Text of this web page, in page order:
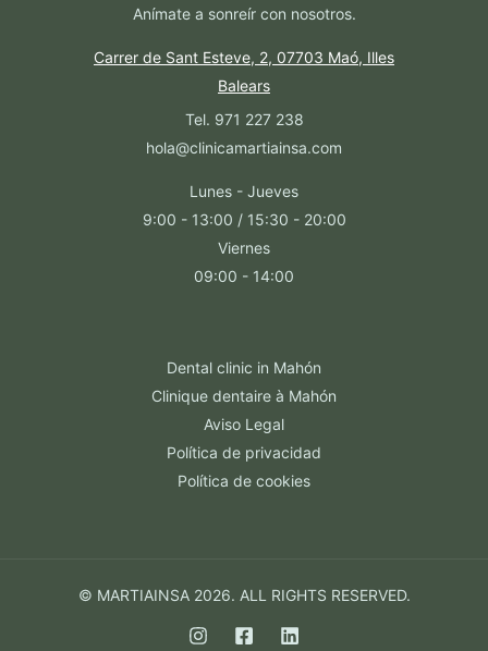
Anímate a sonreír con nosotros.
Carrer de Sant Esteve, 2, 07703 Maó, Illes
Balears
Tel. 971 227 238
hola@clinicamartiainsa.com
Lunes - Jueves
9:00 - 13:00 / 15:30 - 20:00
Viernes
09:00 - 14:00
Dental clinic in Mahón
Clinique dentaire à Mahón
Aviso Legal
Política de privacidad
Política de cookies
© MARTIAINSA 2026. ALL RIGHTS RESERVED.